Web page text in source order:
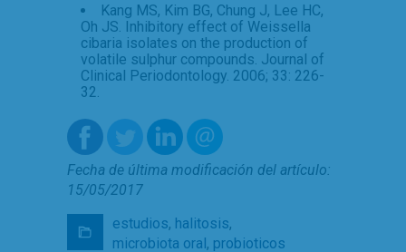
Kang MS, Kim BG, Chung J, Lee HC,
Oh JS. Inhibitory effect of Weissella
cibaria isolates on the production of
volatile sulphur compounds. Journal of
Clinical Periodontology. 2006; 33: 226-
32.
Fecha de última modificación del artículo:
15/05/2017
estudios, halitosis,
microbiota oral, probioticos